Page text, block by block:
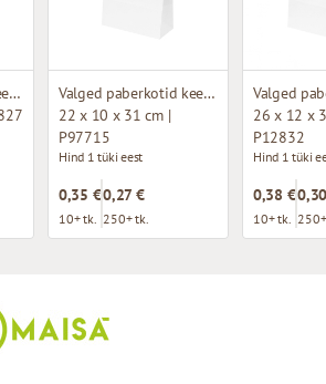
Valged paberkotid keeratud käepidemetega
Valged paberkotid keeratud käepidemetega
22 x 10 x 31 cm |
P97715
Hind 1 tüki eest
0,35 €
10+ tk.
0,27 €
250+ tk.
26 x 12 x
P12832
Hind 1 tüki
0,38 €
10+ tk.